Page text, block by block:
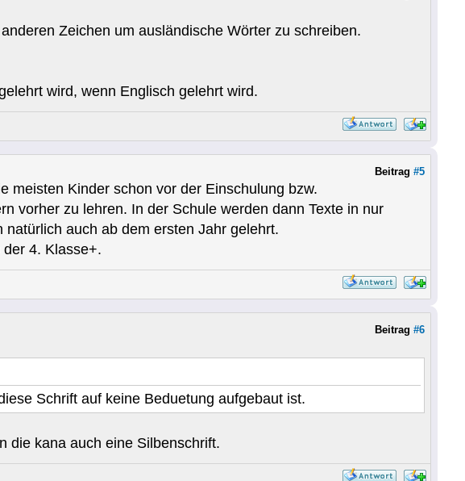
Zeichen um ausländische Wörter zu schreiben.
wird, wenn Englisch gelehrt wird.
Beitrag #5
meisten Kinder schon vor der Einschulung bzw.
vorher zu lehren. In der Schule werden dann Texte in nur
auch ab dem ersten Jahr gelehrt.
4. Klasse+.
Beitrag #6
Schrift auf keine Beduetung aufgebaut ist.
die kana auch eine Silbenschrift.